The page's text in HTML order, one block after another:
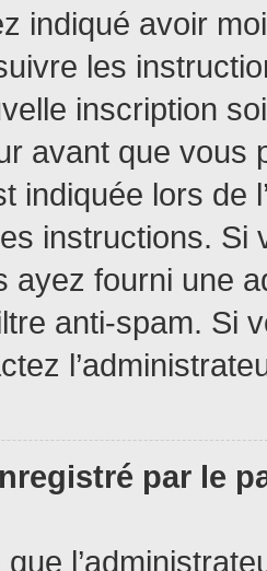
indiqué avoir
les
inscription
avant que
indiquée lors de
instructions. Si
ayez fourni une
anti-spam. Si
par le